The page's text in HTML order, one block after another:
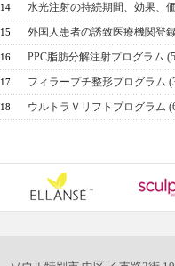
14 水光注射の持続期間、効果、
15 外国人患者の誘致医療機関登
16 PPC脂肪分解注射プログラム
17 フィラープチ整形プログラム
18 ウルトラＶリフトプログラム